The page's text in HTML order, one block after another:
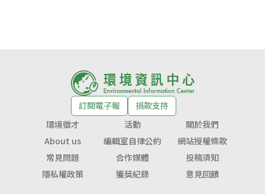
訂閱電子報
捐款支持
環境徵才
活動
關於我們
About us
編輯室自律公約
網站授權條款
常見問題
合作媒體
投稿須知
隱私權政策
獲獎紀錄 意見回饋